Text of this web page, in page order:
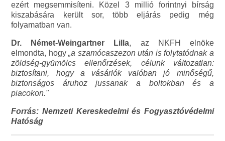
ezért megsemmisíteni. Közel 3 millió forintnyi bírság
kiszabására került sor, több eljárás pedig még
folyamatban van.
Dr. Német-Weingartner Lilla, az NKFH elnöke
elmondta, hogy„a szamócaszezon után is folytatódnak a
zöldség-gyümölcs ellenőrzések, célunk változatlan:
biztosítani, hogy a vásárlók valóban jó minőségű,
biztonságos áruhoz jussanak a boltokban és a
piacokon."
Forrás: Nemzeti Kereskedelmi és Fogyasztóvédelmi
Hatóság